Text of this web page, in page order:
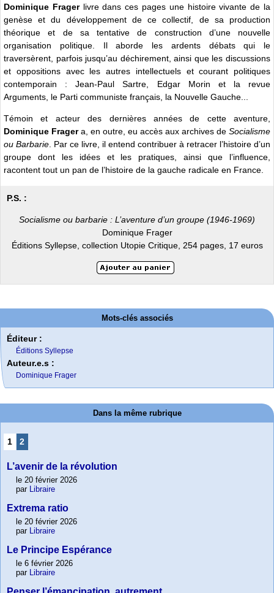
Dominique Fragerlivre dans ces pages une histoire vivante de la
genèse et du développement de ce collectif, de sa production
théorique et de sa tentative de construction d’une nouvelle
organisation politique. Il aborde les ardents débats qui le
traversèrent, parfois jusqu’au déchirement, ainsi que les discussions
et oppositions avec les autres intellectuels et courant politiques
contemporain : Jean-Paul Sartre, Edgar Morin et la revue
Arguments, le Parti communiste français, la Nouvelle Gauche...
Témoin et acteur des dernières années de cette aventure,
Dominique Fragera, en outre, eu accès aux archives de Socialisme
ou Barbarie. Par ce livre, il entend contribuer à retracer l’histoire d’un
groupe dont les idées et les pratiques, ainsi que l’influence,
racontent tout un pan de l’histoire de la gauche radicale en France.
P.S. :
Socialisme ou barbarie : L’aventure d’un groupe (1946-1969)
Dominique Frager
Éditions Syllepse, collection Utopie Critique, 254 pages, 17 euros
Mots-clés associés
Éditeur :
Éditions Syllepse
Auteur.e.s :
Dominique Frager
Dans la même rubrique
1 2
L’avenir de la révolution
le 20 février 2026
par
Libraire
Extrema ratio
le 20 février 2026
par
Libraire
Le Principe Espérance
le 6 février 2026
par
Libraire